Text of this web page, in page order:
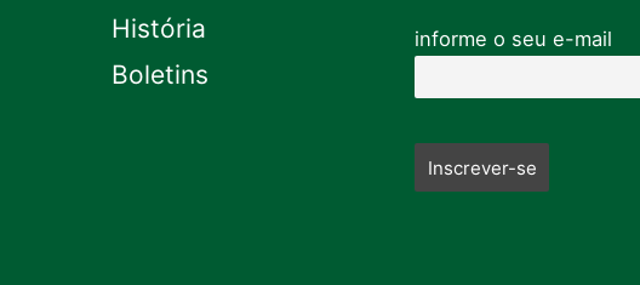
História
Boletins
informe o seu e-mail